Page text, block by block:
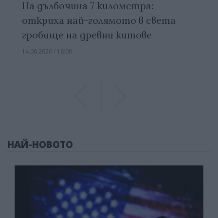
На дълбочина 7 километра:
откриха най-голямото в света
гробище на древни китове
14.06.2026 / 18:00
НАЙ-НОВОТО